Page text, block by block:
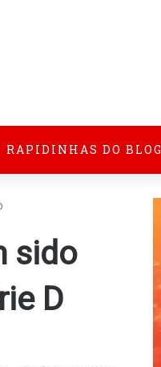
RAPIDINHAS DO BLOG
sido
D